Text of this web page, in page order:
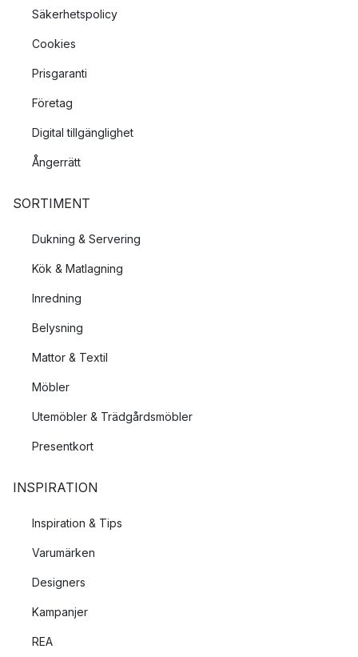
Säkerhetspolicy
Cookies
Prisgaranti
Företag
Digital tillgänglighet
Ångerrätt
SORTIMENT
Dukning & Servering
Kök & Matlagning
Inredning
Belysning
Mattor & Textil
Möbler
Utemöbler & Trädgårdsmöbler
Presentkort
INSPIRATION
Inspiration & Tips
Varumärken
Designers
Kampanjer
REA